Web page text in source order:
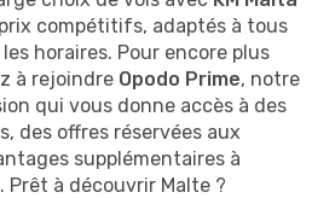
compétitifs, adaptés à tous
horaires. Pour encore plus
à rejoindre Opodo Prime, notre
qui vous donne accès à des
des offres réservées aux
supplémentaires à
Prêt à découvrir Malte ?